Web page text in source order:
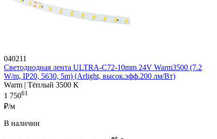
040211
Светодиодная лента ULTRA-C72-10mm 24V Warm3500 (7.2
W/m, IP20, 5630, 5m) (Arlight, высок.эфф.200 лм/Вт)
Warm | Тёплый 3500 K
1 75061
₽/м
В наличии